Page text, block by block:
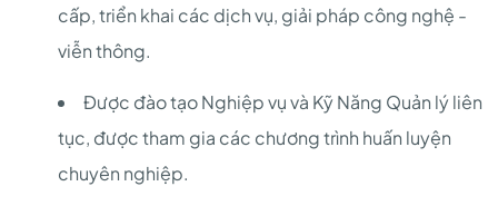
cấp, triển khai các dịch vụ, giải pháp công nghệ -
viễn thông.
Được đào tạo Nghiệp vụ và Kỹ Năng Quản lý liên
tục, được tham gia các chương trình huấn luyện
chuyên nghiệp.